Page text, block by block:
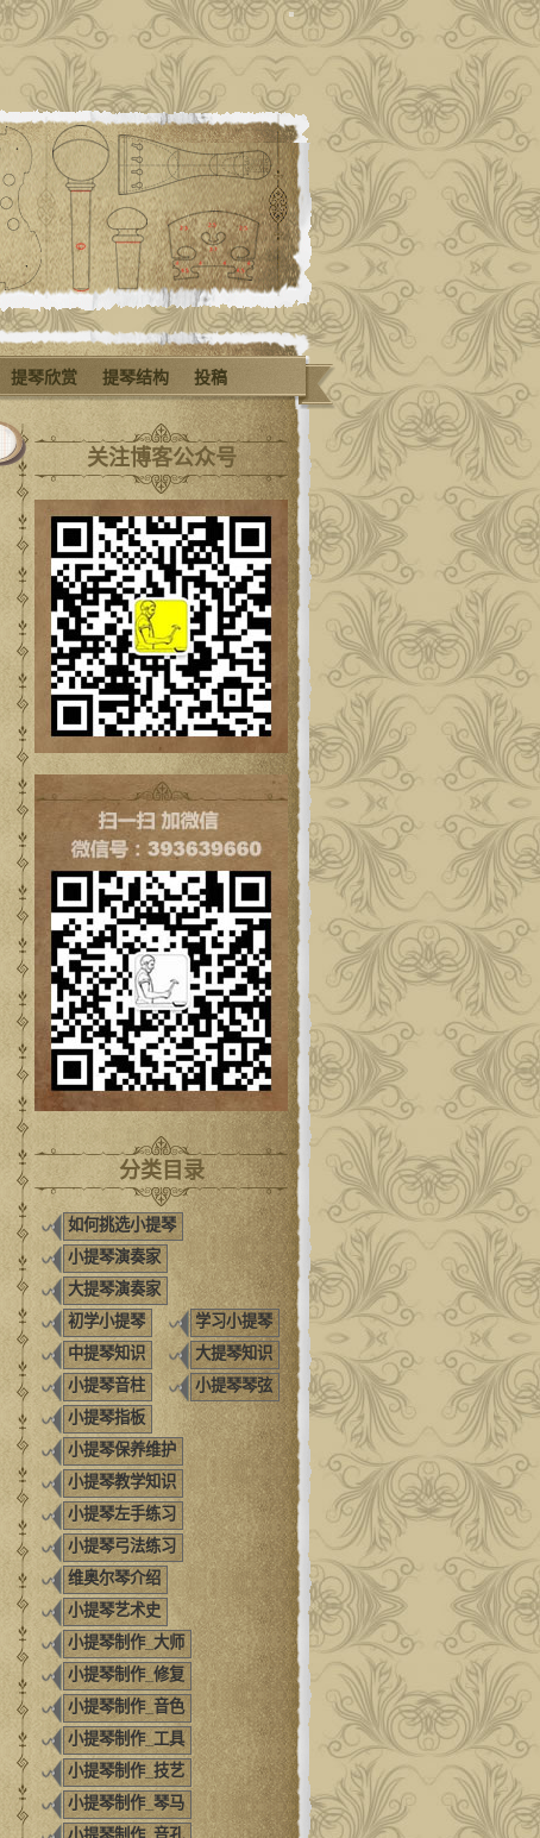
提琴欣赏 提琴结构 投稿
关注博客公众号
分类目录
如何挑选小提琴
小提琴演奏家
大提琴演奏家
初学小提琴
学习小提琴
中提琴知识
大提琴知识
小提琴音柱
小提琴琴弦
小提琴指板
小提琴保养维护
小提琴教学知识
小提琴左手练习
小提琴弓法练习
维奥尔琴介绍
小提琴艺术史
小提琴制作_大师
小提琴制作_修复
小提琴制作_音色
小提琴制作_工具
小提琴制作_技艺
小提琴制作_琴马